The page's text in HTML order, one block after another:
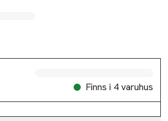
Finns i 4 varuhus